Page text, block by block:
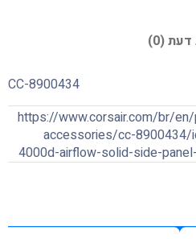
(0)
CC-8900434
https://www.corsair.com/br/
accessories/cc-8900434/
4000d-airflow-solid-side-